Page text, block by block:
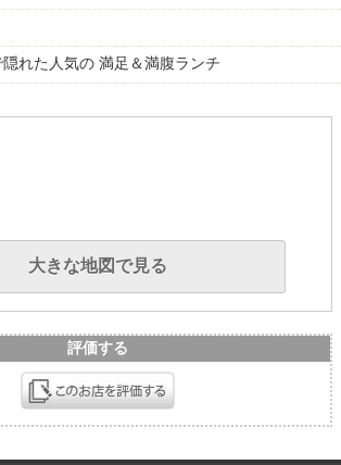
れた人気の 満足＆満腹ランチ
大きな地図で見る
評価する